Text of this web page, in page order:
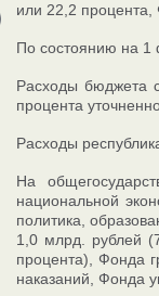
или 22,2
По состоянию на 1
Расходы бюджета
процента
Расходы
На
национальной
политика,
1,0 млрд. рублей
процента), Фонда
наказаний, Фонда